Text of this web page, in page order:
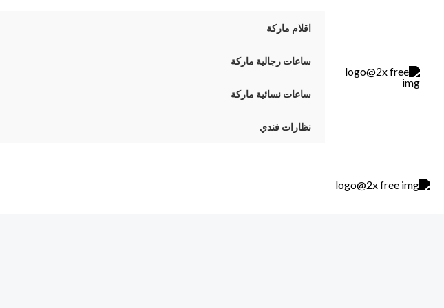
اقلام ماركة
ساعات رجالية ماركة
ساعات نسائية ماركة
نظارات فندي